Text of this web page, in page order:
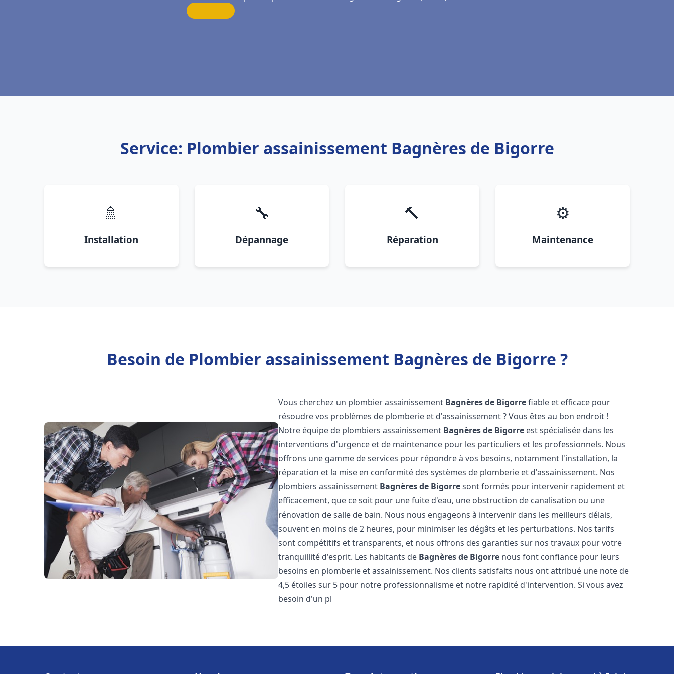
Service: Plombier assainissement Bagnères de Bigorre
🚿
Installation
🔧
Dépannage
🔨
Réparation
⚙️
Maintenance
Besoin de Plombier assainissement Bagnères de Bigorre ?
Vous cherchez un plombier assainissement Bagnères de Bigorrefiable et efficace pour
résoudre vos problèmes de plomberie et d'assainissement ? Vous êtes au bon endroit !
Notre équipe de plombiers assainissement Bagnères de Bigorre est spécialisée dans les
interventions d'urgence et de maintenance pour les particuliers et les professionnels. Nous
offrons une gamme de services pour répondre à vos besoins, notamment l'installation, la
réparation et la mise en conformité des systèmes de plomberie et d'assainissement. Nos
plombiers assainissement Bagnères de Bigorresont formés pour intervenir rapidement et
efficacement, que ce soit pour une fuite d'eau, une obstruction de canalisation ou une
rénovation de salle de bain. Nous nous engageons à intervenir dans les meilleurs délais,
souvent en moins de 2 heures, pour minimiser les dégâts et les perturbations. Nos tarifs
sont compétitifs et transparents, et nous offrons des garanties sur nos travaux pour votre
tranquillité d'esprit. Les habitants de Bagnères de Bigorre nous font confiance pour leurs
besoins en plomberie et assainissement. Nos clients satisfaits nous ont attribué une note de
4,5 étoiles sur 5 pour notre professionnalisme et notre rapidité d'intervention. Si vous avez
besoin d'un pl